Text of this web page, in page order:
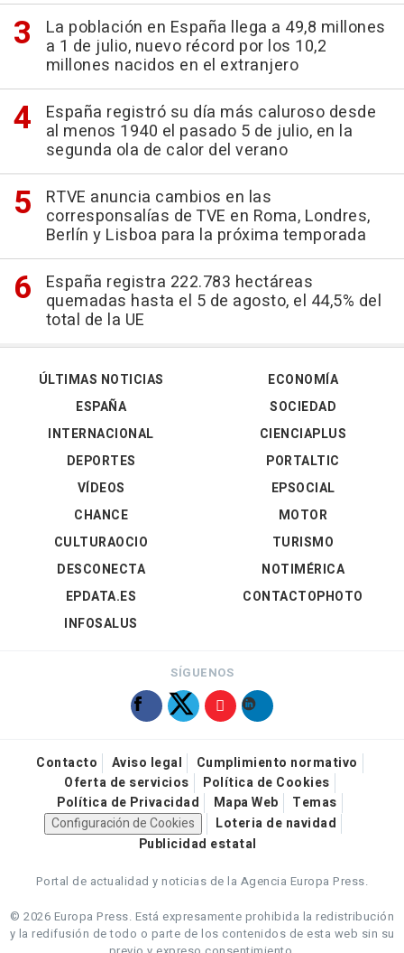
La población en España llega a 49,8 millones
a 1 de julio, nuevo récord por los 10,2
millones nacidos en el extranjero
España registró su día más caluroso desde
al menos 1940 el pasado 5 de julio, en la
segunda ola de calor del verano
RTVE anuncia cambios en las
corresponsalías de TVE en Roma, Londres,
Berlín y Lisboa para la próxima temporada
España registra 222.783 hectáreas
quemadas hasta el 5 de agosto, el 44,5% del
total de la UE
ÚLTIMAS NOTICIAS
ESPAÑA
INTERNACIONAL
DEPORTES
VÍDEOS
ECONOMÍA
SOCIEDAD
CIENCIAPLUS
PORTALTIC
EPSOCIAL
CHANCE
CULTURAOCIO
DESCONECTA
EPDATA.ES
INFOSALUS
MOTOR
TURISMO
NOTIMÉRICA
CONTACTOPHOTO
SÍGUENOS
Contacto Aviso legal
Cumplimiento normativo
Oferta de servicios
Política de Cookies
Política de Privacidad
Mapa Web
Temas
Configuración de Cookies
Loteria de navidad
Publicidad estatal
Portal de actualidad y noticias de la Agencia Europa Press.
© 2026 Europa Press. Está expresamente prohibida la redistribución
y la redifusión de todo o parte de los contenidos de esta web sin su